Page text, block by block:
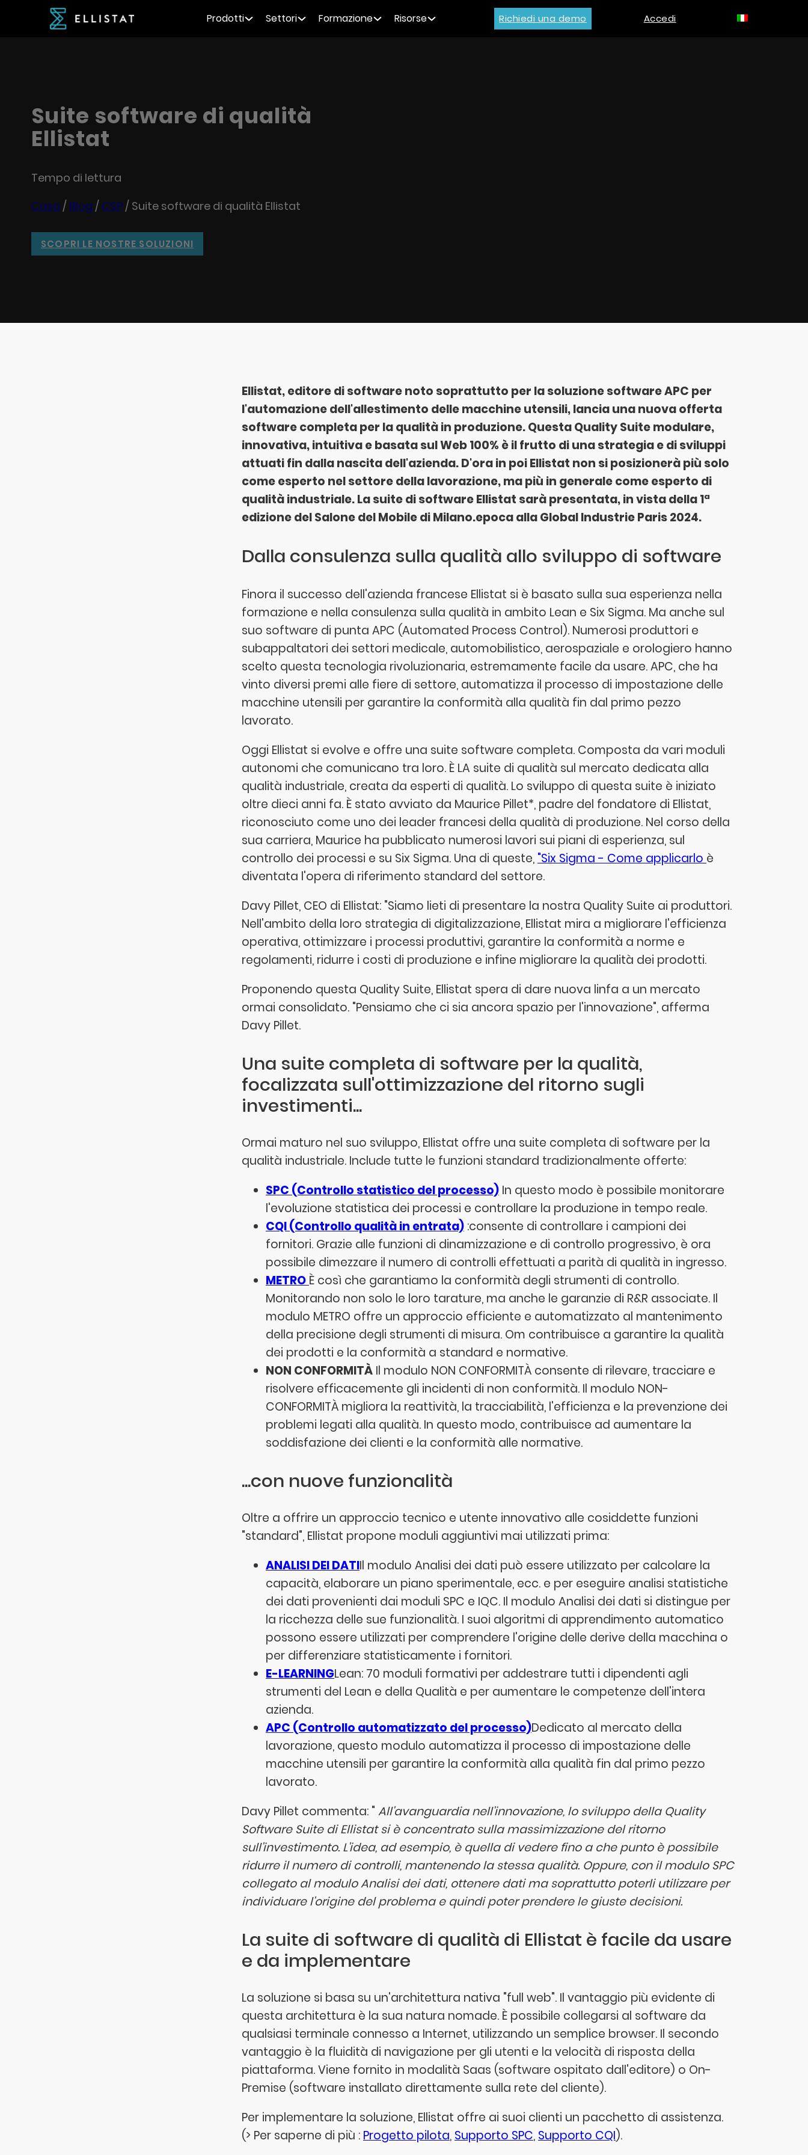
Prodotti Settori Formazione Risorse Richiedi una demo Accedi
Suite software di qualità
Ellistat
Tempo di lettura
Casa / Blog / CSP/ Suite software di qualità Ellistat
SCOPRI LE NOSTRE SOLUZIONI
Ellistat, editore di software noto soprattutto per la soluzione software APC per
l'automazione dell'allestimento delle macchine utensili, lancia una nuova offerta
software completa per la qualità in produzione. Questa Quality Suite modulare,
innovativa, intuitiva e basata sul Web 100% è il frutto di una strategia e di sviluppi
attuati fin dalla nascita dell'azienda. D'ora in poi Ellistat non si posizionerà più solo
come esperto nel settore della lavorazione, ma più in generale come esperto di
qualità industriale. La suite di software Ellistat sarà presentata, in vista della 1ª
edizione del Salone del Mobile di Milano.epocaalla Global Industrie Paris 2024.
Dalla consulenza sulla qualità allo sviluppo di software
Finora il successo dell'azienda francese Ellistat si è basato sulla sua esperienza nella
formazione e nella consulenza sulla qualità in ambito Lean e Six Sigma. Ma anche sul
suo software di punta APC (Automated Process Control). Numerosi produttori e
subappaltatori dei settori medicale, automobilistico, aerospaziale e orologiero hanno
scelto questa tecnologia rivoluzionaria, estremamente facile da usare. APC, che ha
vinto diversi premi alle fiere di settore, automatizza il processo di impostazione delle
macchine utensili per garantire la conformità alla qualità fin dal primo pezzo
lavorato.
Oggi Ellistat si evolve e offre una suite software completa. Composta da vari moduli
autonomi che comunicano tra loro. È LA suite di qualità sul mercato dedicata alla
qualità industriale, creata da esperti di qualità. Lo sviluppo di questa suite è iniziato
oltre dieci anni fa. È stato avviato da Maurice Pillet*, padre del fondatore di Ellistat,
riconosciuto come uno dei leader francesi della qualità di produzione. Nel corso della
sua carriera, Maurice ha pubblicato numerosi lavori sui piani di esperienza, sul
controllo dei processi e su Six Sigma. Una di queste, "Six Sigma - Come applicarlo è
diventata l'opera di riferimento standard del settore.
Davy Pillet, CEO di Ellistat: "Siamo lieti di presentare la nostra Quality Suite ai produttori.
Nell'ambito della loro strategia di digitalizzazione, Ellistat mira a migliorare l'efficienza
operativa, ottimizzare i processi produttivi, garantire la conformità a norme e
regolamenti, ridurre i costi di produzione e infine migliorare la qualità dei prodotti.
Proponendo questa Quality Suite, Ellistat spera di dare nuova linfa a un mercato
ormai consolidato. "Pensiamo che ci sia ancora spazio per l'innovazione", afferma
Davy Pillet.
Una suite completa di software per la qualità,
focalizzata sull'ottimizzazione del ritorno sugli
investimenti...
Ormai maturo nel suo sviluppo, Ellistat offre una suite completa di software per la
qualità industriale. Include tutte le funzioni standard tradizionalmente offerte:
SPC (Controllo statistico del processo) In questo modo è possibile monitorare
l'evoluzione statistica dei processi e controllare la produzione in tempo reale.
CQI (Controllo qualità in entrata) :consente di controllare i campioni dei
fornitori. Grazie alle funzioni di dinamizzazione e di controllo progressivo, è ora
possibile dimezzare il numero di controlli effettuati a parità di qualità in ingresso.
METRO È così che garantiamo la conformità degli strumenti di controllo.
Monitorando non solo le loro tarature, ma anche le garanzie di R&R associate. Il
modulo METRO offre un approccio efficiente e automatizzato al mantenimento
della precisione degli strumenti di misura. Om contribuisce a garantire la qualità
dei prodotti e la conformità a standard e normative.
NON CONFORMITÀ Il modulo NON CONFORMITÀ consente di rilevare, tracciare e
risolvere efficacemente gli incidenti di non conformità. Il modulo NON-
CONFORMITÀ migliora la reattività, la tracciabilità, l'efficienza e la prevenzione dei
problemi legati alla qualità. In questo modo, contribuisce ad aumentare la
soddisfazione dei clienti e la conformità alle normative.
...con nuove funzionalità
Oltre a offrire un approccio tecnico e utente innovativo alle cosiddette funzioni
"standard", Ellistat propone moduli aggiuntivi mai utilizzati prima:
ANALISI DEI DATIIl modulo Analisi dei dati può essere utilizzato per calcolare la
capacità, elaborare un piano sperimentale, ecc. e per eseguire analisi statistiche
dei dati provenienti dai moduli SPC e IQC. Il modulo Analisi dei dati si distingue per
la ricchezza delle sue funzionalità. I suoi algoritmi di apprendimento automatico
possono essere utilizzati per comprendere l'origine delle derive della macchina o
per differenziare statisticamente i fornitori.
E-LEARNINGLean: 70 moduli formativi per addestrare tutti i dipendenti agli
strumenti del Lean e della Qualità e per aumentare le competenze dell'intera
azienda.
APC (Controllo automatizzato del processo)Dedicato al mercato della
lavorazione, questo modulo automatizza il processo di impostazione delle
macchine utensili per garantire la conformità alla qualità fin dal primo pezzo
lavorato.
Davy Pillet commenta: " All'avanguardia nell'innovazione, lo sviluppo della Quality
Software Suite di Ellistat si è concentrato sulla massimizzazione del ritorno
sull'investimento. L'idea, ad esempio, è quella di vedere fino a che punto è possibile
ridurre il numero di controlli, mantenendo la stessa qualità. Oppure, con il modulo SPC
collegato al modulo Analisi dei dati, ottenere dati ma soprattutto poterli utilizzare per
individuare l'origine del problema e quindi poter prendere le giuste decisioni.
La suite di software di qualità di Ellistat è facile da usare
e da implementare
La soluzione si basa su un'architettura nativa "full web". Il vantaggio più evidente di
questa architettura è la sua natura nomade. È possibile collegarsi al software da
qualsiasi terminale connesso a Internet, utilizzando un semplice browser. Il secondo
vantaggio è la fluidità di navigazione per gli utenti e la velocità di risposta della
piattaforma. Viene fornito in modalità Saas (software ospitato dall'editore) o On-
Premise (software installato direttamente sulla rete del cliente).
Per implementare la soluzione, Ellistat offre ai suoi clienti un pacchetto di assistenza.
(> Per saperne di più : Progetto pilota, Supporto SPC, Supporto CQI).